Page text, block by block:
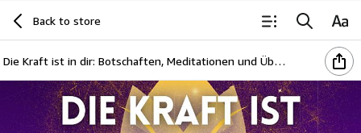
Back to store
Die Kraft ist in dir: Botschaften, Meditationen und Übungen spiritueller Meister für Transformation und Heilung (German Edition)